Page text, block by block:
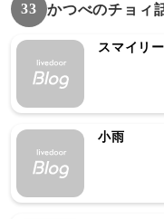
33 かつべのチョィ
スマイリ
小雨